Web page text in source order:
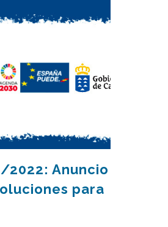
2022: Anuncio
para